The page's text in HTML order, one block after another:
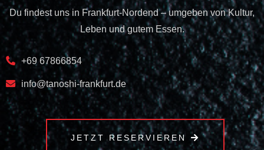
Du findest uns in Frankfurt-Nordend – umgeben von Kultur,
Leben und gutem Essen.
+69 67866854
info@tanoshi-frankfurt.de
JETZT RESERVIEREN